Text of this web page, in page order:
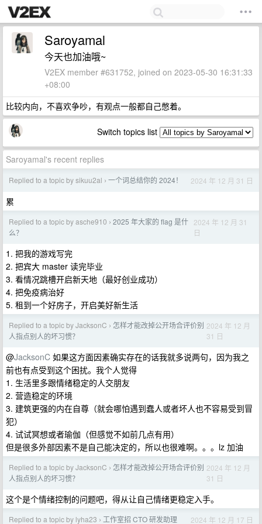
Saroyamal
今天也加油哦~
V2EX member #631752, joined on 2023-05-30 16:31:33
+08:00
比较内向，不喜欢争吵，有观点一般都自己憋着。
Switch topics list
Saroyamal's recent replies
Replied to a topic by sikuu2al › 一个词总结你的 2024！ 2024 年 12 月 31 日
累
Replied to a topic by asche910 › 2025 年大家的 flag 是什
么？
2024 年 12 月 31
日
1. 把我的游戏写完
2. 把宾大 master 读完毕业
3. 看情况跳槽开启新天地（最好创业成功）
4. 把免疫病治好
5. 租到一个好房子，开启美好新生活
Replied to a topic by JacksonC › 怎样才能改掉公开场合评价别
人指点别人的坏习惯？
2024 年 12 月
31 日
@JacksonC 如果这方面因素确实存在的话我就多说两句，因为我之
前也有点受到这个困扰。我个人觉得
1. 生活里多跟情绪稳定的人交朋友
2. 营造稳定的环境
3. 建筑更强的内在自尊（就会哪怕遇到蠢人或者坏人也不容易受到冒
犯）
4. 试试冥想或者瑜伽（但感觉不如前几点有用）
但是很多外部因素不是自己能决定的，所以也很难啊。。。lz 加油
Replied to a topic by JacksonC › 怎样才能改掉公开场合评价别
人指点别人的坏习惯？
2024 年 12 月
31 日
这个是个情绪控制的问题吧，得从让自己情绪更稳定入手。
Replied to a topic by lyha23 › 工作室招 CTO 研发助理 2024 年 12 月 17 日